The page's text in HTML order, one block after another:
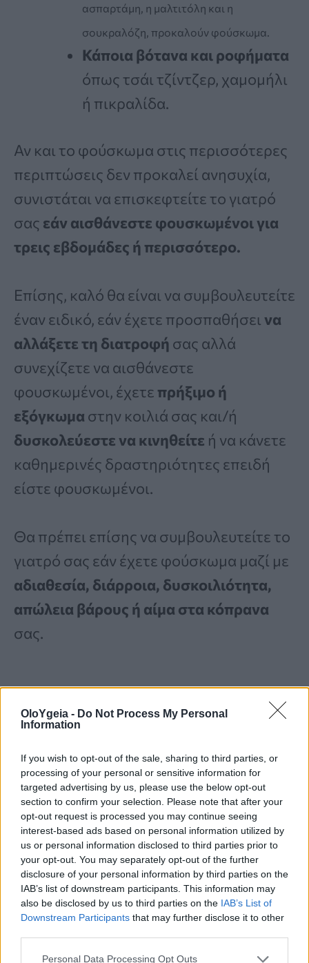
OloYgeia - Do Not Process My Personal
Information
If you wish to opt-out of the sale, sharing to third parties, or
processing of your personal or sensitive information for
targeted advertising by us, please use the below opt-out
section to confirm your selection. Please note that after your
opt-out request is processed you may continue seeing
interest-based ads based on personal information utilized by
us or personal information disclosed to third parties prior to
your opt-out. You may separately opt-out of the further
disclosure of your personal information by third parties on the
IAB’s list of downstream participants. This information may
also be disclosed by us to third parties on the IAB’s List of
Downstream Participants that may further disclose it to other
Personal Data Processing Opt Outs
ασπαρτάμη, η μαλτιτόλη και η
σουκραλόζη, προκαλούν φούσκωμα.
Κάποια βότανα και ροφήματα
όπως τσάι τζίντζερ, χαμομήλι
ή πικραλίδα.
Αν και το φούσκωμα στις περισσότερες
περιπτώσεις δεν προκαλεί ανησυχία,
συνιστάται να επισκεφτείτε το γιατρό
σας εάν αισθάνεστε φουσκωμένοι για
τρεις εβδομάδες ή περισσότερο.
Επίσης, καλό θα είναι να συμβουλευτείτε
έναν ειδικό, εάν έχετε προσπαθήσει να
αλλάξετε τη διατροφή σας αλλά
συνεχίζετε να αισθάνεστε
φουσκωμένοι, έχετε πρήξιμο ή
εξόγκωμα στην κοιλιά σας και/ή
δυσκολεύεστε να κινηθείτε ή να κάνετε
καθημερινές δραστηριότητες επειδή
είστε φουσκωμένοι.
Θα πρέπει επίσης να συμβουλευτείτε το
γιατρό σας εάν έχετε φούσκωμα μαζί με
αδιαθεσία, διάρροια, δυσκοιλιότητα,
απώλεια βάρους ή αίμα στα κόπρανα
σας.
Just in